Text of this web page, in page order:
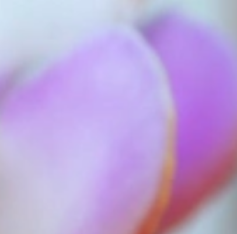
wie die Frau, die ihn trägt. Schmuck „von der Stange“
sondern auch der Gedanke, mit dem alles begann. 1995 als
anzubieten, auf die man angesprochen
Schmuckkenner, die das Außergewöhnliche zu schätzen
sondern sind selbst die Marke. Wir füllen die Lücke
Goldschmiede Meistern auf höchstem Niveau realisieren